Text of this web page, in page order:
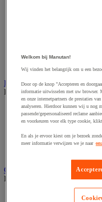
Accessoires voor
Accessoires voor zaag
Elektrische toebehoren en
Bekijk de hele productgroep
Accessoires voor
Batterij, oplader en kabel
Elektrische kabel
Elektrische uitrusting
Verlengsnoer,
Gereedschap opbergen
Bekijk de hele productgroep
Assortimentsdoos en
Welkom bij Manutan!
Wij vinden het belangrijk om u een
Door op de knop "Accepteren en
informatie uitwisselen met uw browser.
en onze internetpartners de prestaties
analyseren. Hierdoor kunnen wij u nog
passende/gepersonaliseerd reclame
en voorkeuren voor elk type cookie,
En als je ervoor kiest om je bezoek
meer informatie verwijzen we je naar